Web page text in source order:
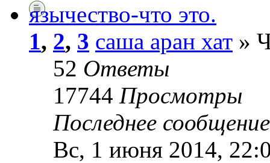
язычество-что это.
1, 2, 3 саша аран хат »
52 Ответы
17744 Просмотры
Последнее
Вс, 1 июня 2014,